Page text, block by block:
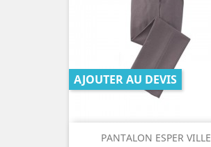
PANTALON ESPER VILLE
AJOUTER AU DEVIS